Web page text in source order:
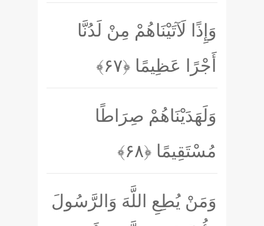
وَإِذًا لَآتَيْنَاهُمْ مِنْ لَدُنَّا
أَجْرًا عَظِيمًا ﴿۶۷﴾
وَلَهَدَيْنَاهُمْ صِرَاطًا
مُسْتَقِيمًا ﴿۶۸﴾
وَمَنْ يُطِعِ اللَّهَ وَالرَّسُولَ